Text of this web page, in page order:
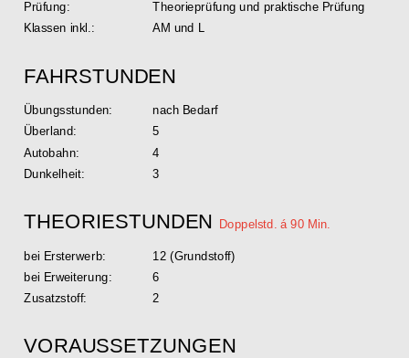
Prüfung:
Theorieprüfung und praktische Prüfung
Klassen inkl.:
AM und L
FAHRSTUNDEN
Übungsstunden:
nach Bedarf
Überland:
5
Autobahn:
4
Dunkelheit:
3
THEORIESTUNDEN Doppelstd. á 90 Min.
bei Ersterwerb:
12 (Grundstoff)
bei Erweiterung:
6
Zusatzstoff:
2
VORAUSSETZUNGEN